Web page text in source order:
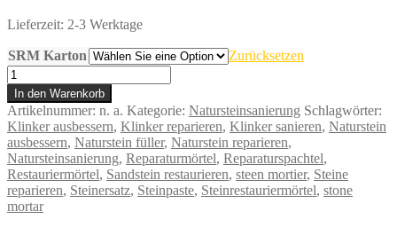
Lieferzeit: 2-3 Werktage
SRM Karton
Zurücksetzen
Steinrestauriermörtel
Reparaturset
mit
8
verschiedenen
Farben
Menge
In den Warenkorb
Artikelnummer: n. a. Kategorie: Natursteinsanierung Schlagwörter:
Klinker ausbessern, Klinker reparieren, Klinker sanieren, Naturstein
ausbessern, Naturstein füller, Naturstein reparieren,
Natursteinsanierung, Reparaturmörtel, Reparaturspachtel,
Restauriermörtel, Sandstein restaurieren, steen mortier, Steine
reparieren, Steinersatz, Steinpaste, Steinrestauriermörtel, stone
mortar